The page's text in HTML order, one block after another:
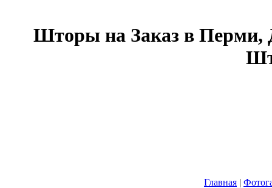
Шторы на Заказ в
Главная |